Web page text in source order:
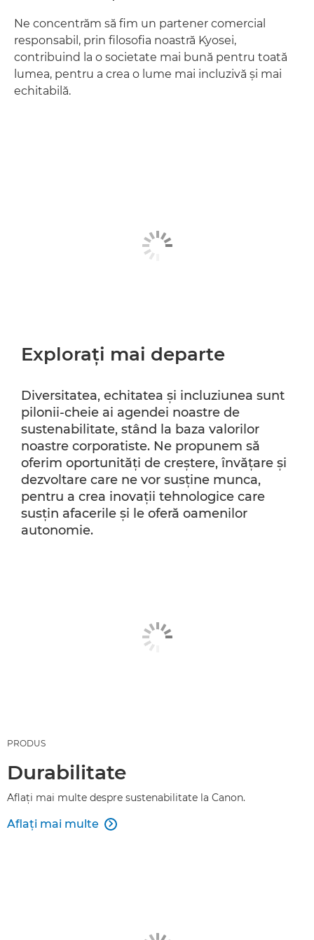
Ne concentrăm să fim un partener comercial
responsabil, prin filosofia noastră Kyosei,
contribuind la o societate mai bună pentru toată
lumea, pentru a crea o lume mai incluzivă şi mai
echitabilă.
Exploraţi mai departe
Diversitatea, echitatea şi incluziunea sunt
pilonii-cheie ai agendei noastre de
sustenabilitate, stând la baza valorilor
noastre corporatiste. Ne propunem să
oferim oportunităţi de creştere, învăţare şi
dezvoltare care ne vor susţine munca,
pentru a crea inovaţii tehnologice care
susţin afacerile şi le oferă oamenilor
autonomie.
PRODUS
Durabilitate
Aflaţi mai multe despre sustenabilitate la Canon.
Aflaţi mai multe 